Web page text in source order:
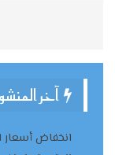
آخر
انخفاض أسعار